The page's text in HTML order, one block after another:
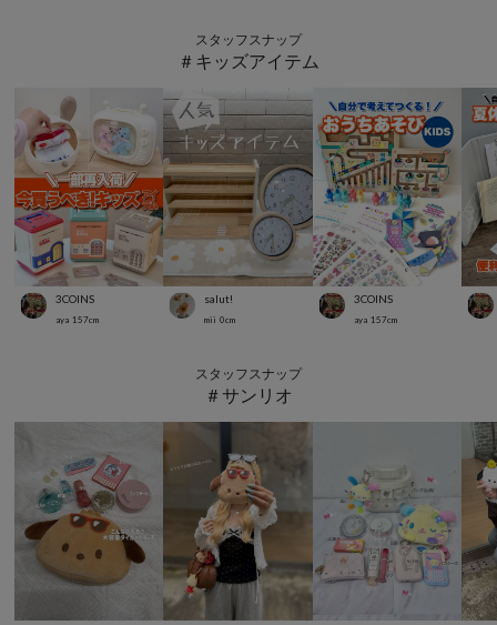
スタッフスナップ
＃キッズアイテム
3COINS
aya 157cm
salut!
mii 0cm
3COINS
aya 157cm
スタッフスナップ
＃サンリオ